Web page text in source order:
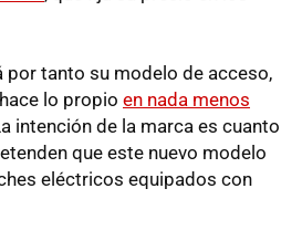
por tanto su modelo de acceso,
lo propio en nada menos
intención de la marca es cuanto
que este nuevo modelo
eléctricos equipados con